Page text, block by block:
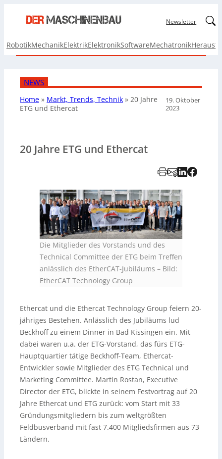
Newsletter
RobotikMechanikElektrikElektronikSoftwareMechatronik
NEWS
Home » Markt, Trends, Technik » 20 Jahre
ETG und Ethercat
19. Oktober
2023
20 Jahre ETG und Ethercat
Die Mitglieder des Vorstands und des
Technical Committee der ETG beim Treffen
anlässlich des EtherCAT-Jubiläums – Bild:
EtherCAT Technology Group
Ethercat und die Ethercat Technology Group feiern 20-
jähriges Bestehen. Anlässlich des Jubiläums lud
Beckhoff zu einem Dinner in Bad Kissingen ein. Mit
dabei waren u.a. der ETG-Vorstand, das fürs ETG-
Hauptquartier tätige Beckhoff-Team, Ethercat-
Entwickler sowie Mitglieder des ETG Technical und
Marketing Committee. Martin Rostan, Executive
Director der ETG, blickte in seinem Festvortrag auf 20
Jahre Ethercat und ETG zurück: vom Start mit 33
Gründungsmitgliedern bis zum weltgrößten
Feldbusverband mit fast 7.400 Mitgliedsfirmen aus 73
Ländern.